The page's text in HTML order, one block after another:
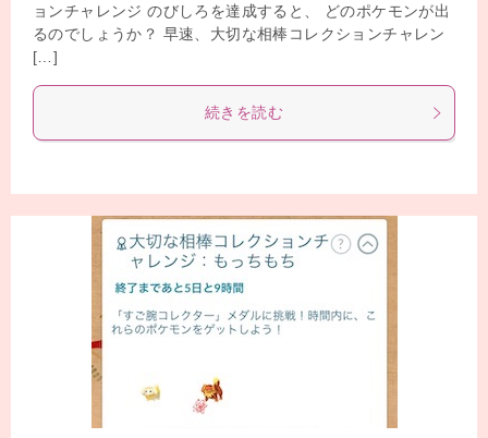
ョンチャレンジ のびしろを達成すると、 どのポケモンが出
るのでしょうか？ 早速、大切な相棒コレクションチャレン
[…]
続きを読む